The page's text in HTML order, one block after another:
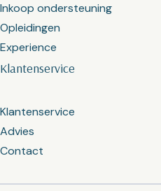
Klantenservice
Klantenservice
Advies
Contact
Inkoop ondersteuning
Opleidingen
Experience